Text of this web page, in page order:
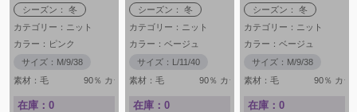
シーズン： 冬
カテゴリー：ニット
カラー：ピンク
サイズ：M/9/38
素材：毛 90％ カシミヤ 10％ 毛皮部分 フォックス使用
在庫：0
シーズン： 冬
カテゴリー：ニット
カラー：ベージュ
サイズ：L/11/40
素材：毛 90％ カシミヤ 10％ 毛皮部分 フォック
在庫：0
シーズン： 冬
カテゴリー：ニット
カラー：ベージュ
サイズ：M/9/38
素材：毛 90％ カシミ
在庫：0